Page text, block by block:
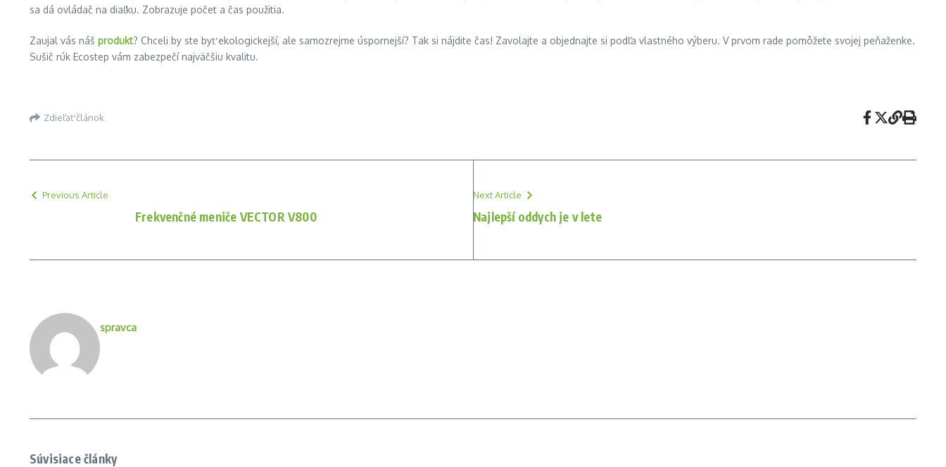
sa dá ovládač na diaľku. Zobrazuje počet a čas použitia.
Zaujal vás náš produkt? Chceli by ste byť ekologickejší, ale samozrejme úspornejší? Tak si nájdite čas! Zavolajte a objednajte si podľa vlastného výberu. V prvom rade pomôžete svojej peňaženke.
Sušič rúk Ecostep vám zabezpečí najväčšiu kvalitu.
Zdieľať článok
Previous Article
Frekvenčné meniče VECTOR V800
Next Article
Najlepší oddych je v lete
spravca
Súvisiace články